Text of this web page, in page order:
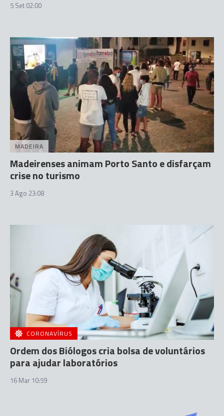
5 Set 02:00
MADEIRA
Madeirenses animam Porto Santo e disfarçam
crise no turismo
3 Ago 23:08
CORONAVÍRUS
Ordem dos Biólogos cria bolsa de voluntários
para ajudar laboratórios
16 Mar 10:59